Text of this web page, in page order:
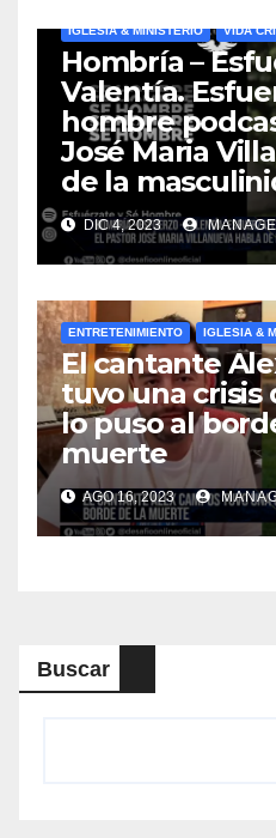
IGLESIA & MINISTERIO VIDA
Hombría –
Valentía.
hombre
José Maria
de la
DIC 4, 2023
ENTRETENIMIENTO IGLESIA &
El cantante
tuvo una crisis
lo puso al
muerte
AGO 16, 2023
Buscar